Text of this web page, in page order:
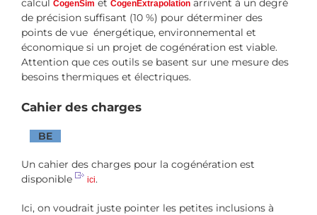
calcul CogenSim et CogenExtrapolation arrivent à un degré
de précision suffisant (10 %) pour déterminer des
points de vue énergétique, environnemental et
économique si un projet de cogénération est viable.
Attention que ces outils se basent sur une mesure des
besoins thermiques et électriques.
Cahier des charges
BE
Un cahier des charges pour la cogénération est
disponible
ici.
Ici, on voudrait juste pointer les petites inclusions à